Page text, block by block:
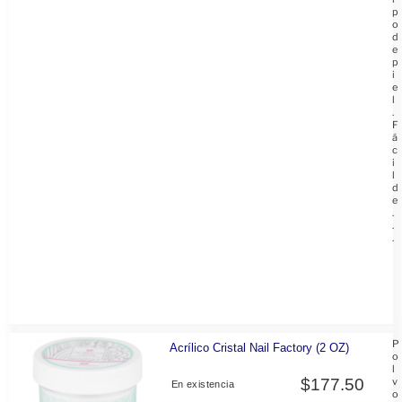
p
o
d
e
p
i
e
l
.
F
á
c
i
l
d
e
.
.
.
Acrílico Cristal Nail Factory (2 OZ)
En existencia $177.50
P
o
l
v
o